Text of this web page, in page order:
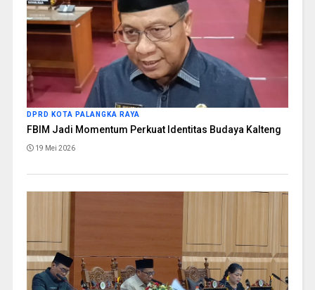
DPRD KOTA PALANGKA RAYA
FBIM Jadi Momentum Perkuat Identitas Budaya Kalteng
19 Mei 2026